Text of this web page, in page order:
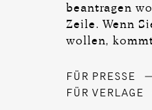
beantragen
Zeile. Wenn
wollen,
FÜR PRESSE
FÜR VERLAGE